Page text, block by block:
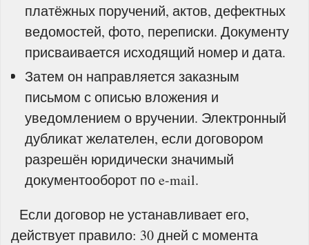
платёжных поручений, актов, дефектных
ведомостей, фото, переписки. Документу
присваивается исходящий номер и дата.
Затем он направляется заказным
письмом с описью вложения и
уведомлением о вручении. Электронный
дубликат желателен, если договором
разрешён юридически значимый
документооборот по e-mail.
Если договор не устанавливает его,
действует правило: 30 дней с момента